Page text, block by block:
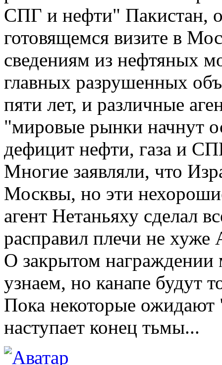
СПГ и нефти" Пакистан,
готовящемся визите в
сведениям из нефтяных
главных разрушенных
пяти лет, и различные
"мировые рынки начнут
дефицит нефти, газа и
Многие заявляли, что
Москвы, но эти
агент Нетаньяху сделал
расправил плечи не хуже
О закрытом награждении
узнаем, но канапе будут
Пока некоторые ожидают
наступает конец тьмы...